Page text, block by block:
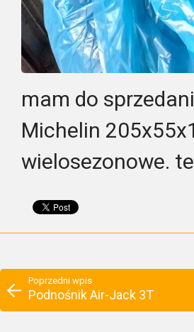
mam do
Michelin
wielosezonowe.
Poprzedni wpis
Podnośnik Air-Jack 3T